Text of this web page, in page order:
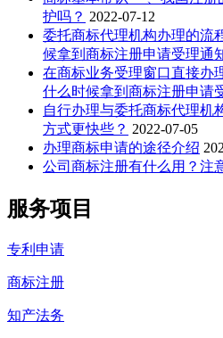
护吗？ 2022-07-12
委托商标代理机构办理的流
候拿到商标注册申请受理通
在商标业务受理窗口直接办
什么时候拿到商标注册申请
自行办理与委托商标代理机
方式更快些？ 2022-07-05
办理商标申请的途径介绍
公司商标注册有什么用？注
服务项目
专利申请
商标注册
知产法务